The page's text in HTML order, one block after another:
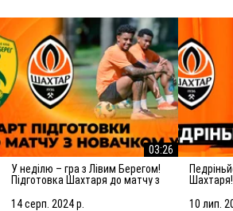
03:26
У неділю – гра з Лівим Берегом!
Підготовка Шахтаря до матчу з
14 серп. 2024 р.
Педріньйо повернувся до
10 лип.